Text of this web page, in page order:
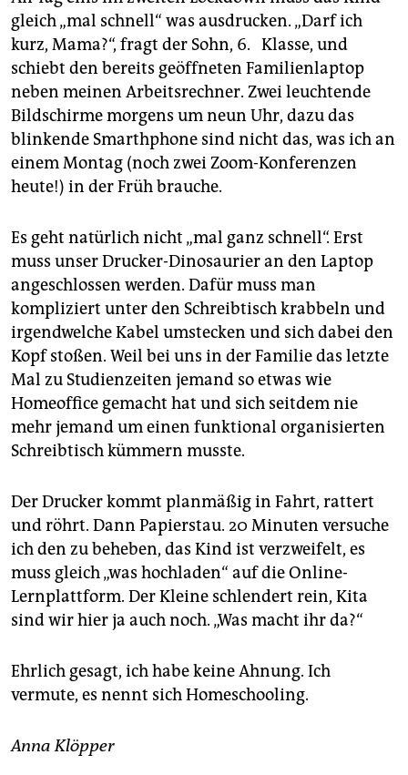
gleich „mal schnell“ was ausdrucken. „Darf ich
kurz, Mama?“, fragt der Sohn, 6. Klasse, und
schiebt den bereits geöffneten Familienlaptop
neben meinen Arbeitsrechner. Zwei leuchtende
Bildschirme morgens um neun Uhr, dazu das
blinkende Smarthphone sind nicht das, was ich an
einem Montag (noch zwei Zoom-Konferenzen
heute!) in der Früh brauche.
Es geht natürlich nicht „mal ganz schnell“. Erst
muss unser Drucker-Dinosaurier an den Laptop
angeschlossen werden. Dafür muss man
kompliziert unter den Schreibtisch krabbeln und
irgendwelche Kabel umstecken und sich dabei den
Kopf stoßen. Weil bei uns in der Familie das letzte
Mal zu Studienzeiten jemand so etwas wie
Homeoffice gemacht hat und sich seitdem nie
mehr jemand um einen funktional organisierten
Schreibtisch kümmern musste.
Der Drucker kommt planmäßig in Fahrt, rattert
und röhrt. Dann Papierstau. 20 Minuten versuche
ich den zu beheben, das Kind ist verzweifelt, es
muss gleich „was hochladen“ auf die Online-
Lernplattform. Der Kleine schlendert rein, Kita
sind wir hier ja auch noch. „Was macht ihr da?“
Ehrlich gesagt, ich habe keine Ahnung. Ich
vermute, es nennt sich Homeschooling.
Anna Klöpper